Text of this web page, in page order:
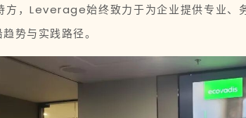
，Leverage始终致力于为企业提供专业、
势与实践路径。